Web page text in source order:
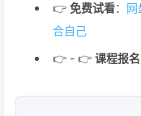
👉 免费试看： 网
合自己
👉 - 👉 课程报名